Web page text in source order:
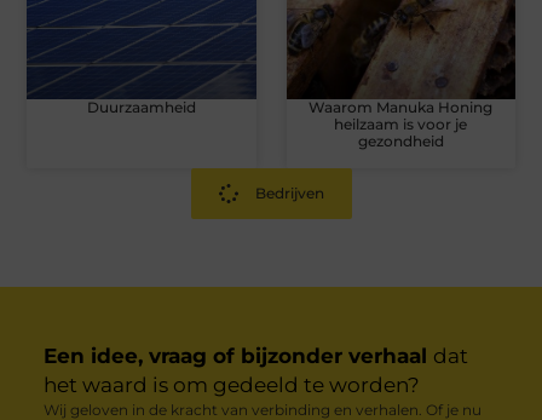
Duurzaamheid
Waarom Manuka Honing
heilzaam is voor je
gezondheid
Bedrijven
Een idee, vraag of bijzonder verhaal dat
het waard is om gedeeld te worden?
Wij geloven in de kracht van verbinding en verhalen. Of je nu